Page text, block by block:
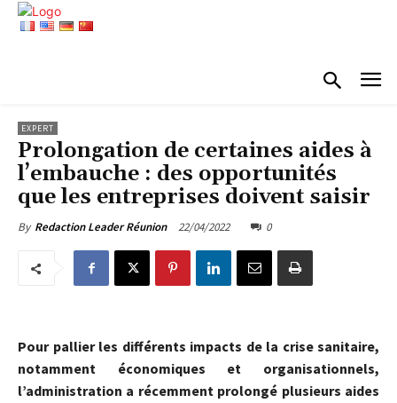
EXPERT
Prolongation de certaines aides à
l’embauche : des opportunités
que les entreprises doivent saisir
By Redaction Leader Réunion 22/04/2022 0
Pour pallier les différents impacts de la crise sanitaire,
notamment économiques et organisationnels,
l’administration a récemment prolongé plusieurs aides